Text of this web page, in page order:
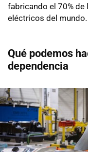
fabricando el 70%
eléctricos del mundo.
Qué podemos
dependencia